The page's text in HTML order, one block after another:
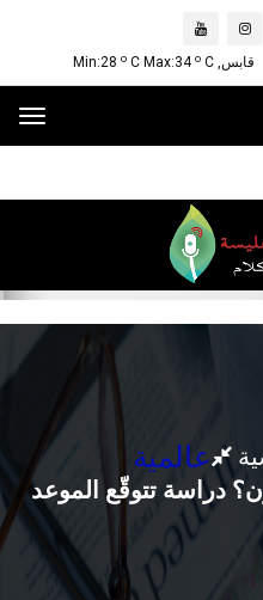
قابس, Min:28 oC Max:34 oC
عالمية
دراسة تتوقّع الموعد